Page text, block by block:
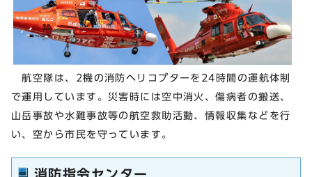
航空隊は、2機の消防ヘリコプターを24時間の運航体制
で運用しています。災害時には空中消火、傷病者の搬送、
山岳事故や水難事故等の航空救助活動、情報収集などを行
い、空から市民を守っています。
消防指令センター